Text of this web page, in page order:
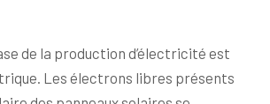
de la production d’électricité est
Les électrons libres présents